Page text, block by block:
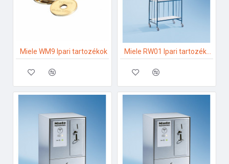
Miele WM9 Ipari tartozékok Miele RW01 Ipari tartozékok